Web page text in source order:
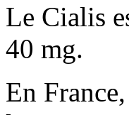
Le Cialis
40 mg.
En